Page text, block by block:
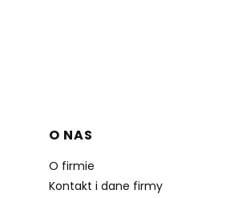
O NAS
O firmie
Kontakt i dane firmy